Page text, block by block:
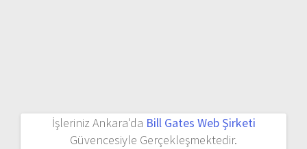
İşleriniz Ankara'da Bill Gates Web Şirketi
Güvencesiyle Gerçekleşmektedir.